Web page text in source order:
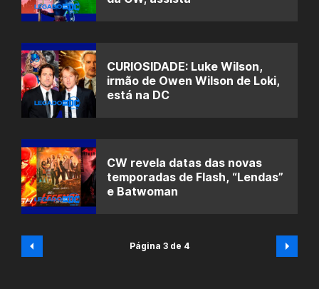
CURIOSIDADE: Luke Wilson,
irmão de Owen Wilson de Loki,
está na DC
CW revela datas das novas
temporadas de Flash, “Lendas”
e Batwoman
Página 3 de 4